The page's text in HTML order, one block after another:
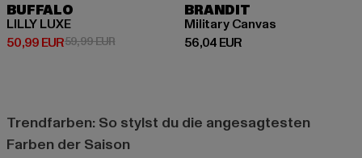
BUFFALO
LILLY LUXE
50,99 EUR
Derzeitiger Preis: 50,99 EUR
59,99 EURAktionspreis: 59,99 EUR
BRANDIT
Military Canvas
56,04 EUR
Derzeitiger Preis: 56,04 EUR
Trendfarben: So stylst du die angesagtesten
Farben der Saison